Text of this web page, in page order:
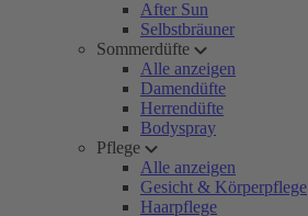
After Sun
Selbstbräuner
Sommerdüfte
Alle anzeigen
Damendüfte
Herrendüfte
Bodyspray
Pflege
Alle anzeigen
Gesicht & Körperpflege
Haarpflege